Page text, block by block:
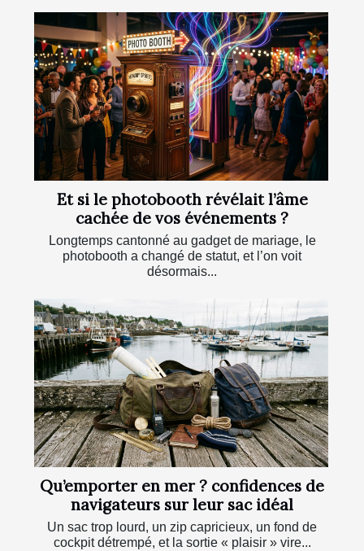
Et si le photobooth révélait l’âme
cachée de vos événements ?
Longtemps cantonné au gadget de mariage, le
photobooth a changé de statut, et l’on voit
désormais...
Qu’emporter en mer ? confidences de
navigateurs sur leur sac idéal
Un sac trop lourd, un zip capricieux, un fond de
cockpit détrempé, et la sortie « plaisir » vire...